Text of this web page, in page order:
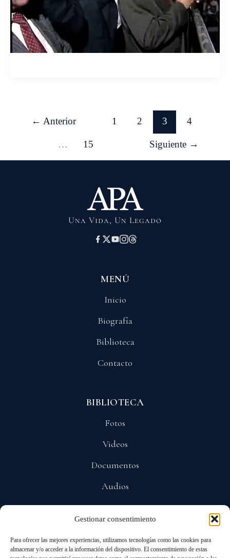
Gestionar consentimiento
Para ofrecer las mejores experiencias, utilizamos tecnologías como las cookies para
almacenar y/o acceder a la información del dispositivo. El consentimiento de estas
← Anterior 1 2 3 4
… 15 Siguiente →
Una Vida, Un Legado
MENÚ
Inicio
Biografía
Biblioteca
Contacto
BIBLIOTECA
Fotos
Videos
Documentos
Audios
Privacidad